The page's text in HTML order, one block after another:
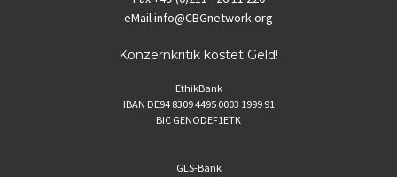
eMailinfo@CBGnetwork.org
Konzernkritik kostet Geld!
EthikBank
IBAN DE94 8309 4495 0003 1999 91
BIC GENODEF1ETK
GLS-Bank